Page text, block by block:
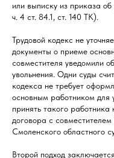
или выписку из приказа об
ч. 4 ст. 84.1, ст. 140 ТК).
Трудовой кодекс не
документы о приеме
совместителя уведомили
увольнения. Одни суды
кодекса не требует
основным работником для
принять такого
договора с
Смоленского областного
Второй подход